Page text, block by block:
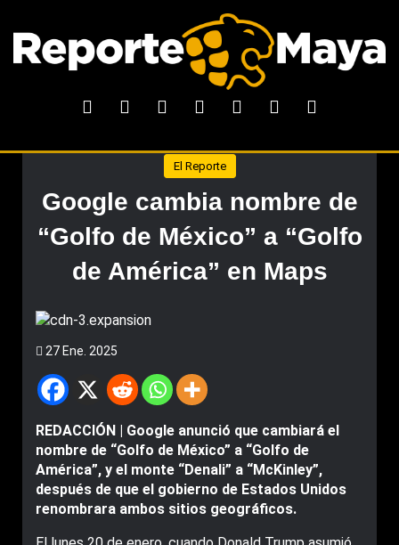
El Reporte
Google cambia nombre de
“Golfo de México” a “Golfo
de América” en Maps
27 Ene. 2025
REDACCIÓN | Google anunció que cambiará el
nombre de “Golfo de México” a “Golfo de
América”, y el monte “Denali” a “McKinley”,
después de que el gobierno de Estados Unidos
renombrara ambos sitios geográficos.